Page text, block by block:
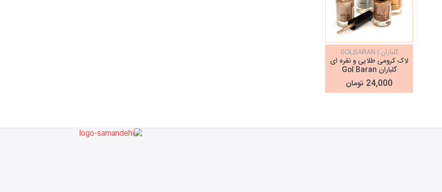
گلباران | GOLBARAN
لاک کرومی طلایی و نقره ای
گلباران Gol Baran
24,000 تومان